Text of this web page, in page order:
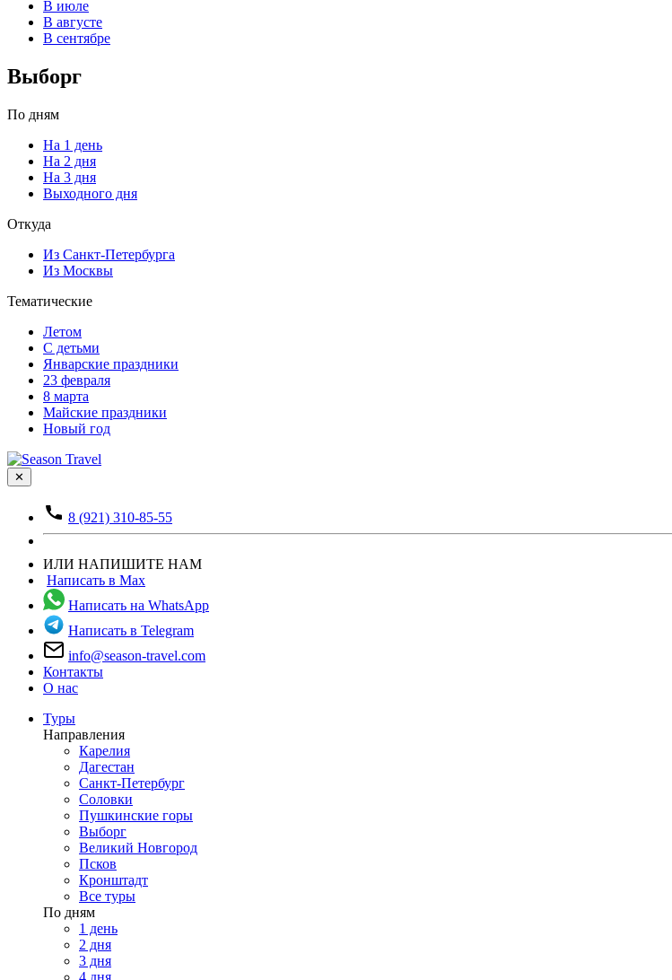
В июле
В августе
В сентябре
Выборг
По дням
На 1 день
На 2 дня
На 3 дня
Выходного дня
Откуда
Из Санкт-Петербурга
Из Москвы
Тематические
Летом
С детьми
Январские праздники
23 февраля
8 марта
Майские праздники
Новый год
✕
8 (921) 310-85-55
ИЛИ НАПИШИТЕ НАМ
Написать в Max
Написать на WhatsApp
Написать в Telegram
info@season-travel.com
Контакты
О нас
Туры
Направления
Карелия
Дагестан
Санкт-Петербург
Соловки
Пушкинские горы
Выборг
Великий Новгород
Псков
Кронштадт
Все туры
По дням
1 день
2 дня
3 дня